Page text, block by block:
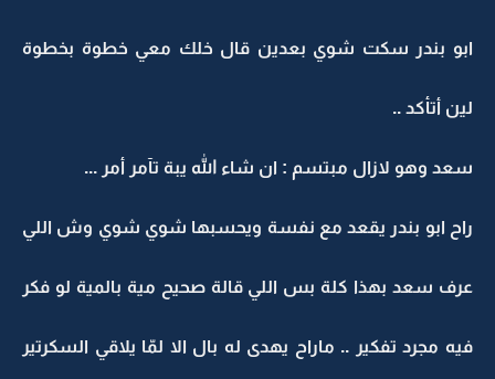
ابو بندر سكت شوي بعدين قال خلك معي خطوة بخطوة
لين أتأكد ..
سعد وهو لازال مبتسم : ان شاء الله يبة تآمر أمر ...
راح ابو بندر يقعد مع نفسة ويحسبها شوي شوي وش اللي
عرف سعد بهذا كلة بس اللي قالة صحيح مية بالمية لو فكر
فيه مجرد تفكير .. ماراح يهدى له بال الا لمّا يلاقي السكرتير